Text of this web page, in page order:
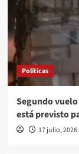
Políticas
Segundo
está previsto
17 julio, 2026